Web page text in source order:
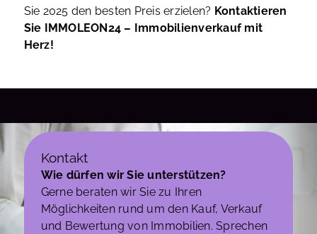
Sie 2025 den besten Preis erzielen? Kontaktieren
Sie IMMOLEON24 – Immobilienverkauf mit
Herz!
Kontakt
Wie dürfen wir Sie unterstützen?
Gerne beraten wir Sie zu Ihren
Möglichkeiten rund um den Kauf, Verkauf
und Bewertung von Immobilien. Sprechen